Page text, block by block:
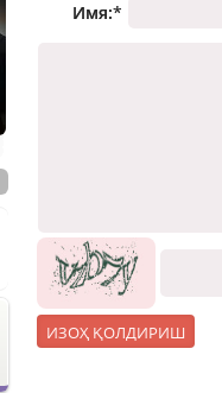
Имя:*